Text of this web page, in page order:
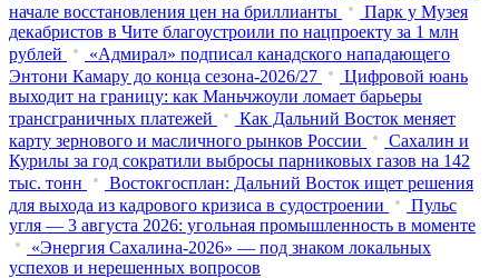
начале восстановления цен на бриллианты
Парк у Музея
декабристов в Чите благоустроили по нацпроекту за 1 млн
рублей
«Адмирал» подписал канадского нападающего
Энтони Камару до конца сезона-2026/27
Цифровой юань
выходит на границу: как Маньчжоули ломает барьеры
трансграничных платежей
Как Дальний Восток меняет
карту зернового и масличного рынков России
Сахалин и
Курилы за год сократили выбросы парниковых газов на 142
тыс. тонн
Востокгосплан: Дальний Восток ищет решения
для выхода из кадрового кризиса в судостроении
Пульс
угля — 3 августа 2026: угольная промышленность в моменте
«Энергия Сахалина-2026» — под знаком локальных
успехов и нерешенных вопросов